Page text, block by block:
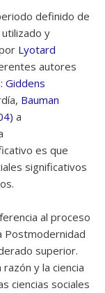
definido de
y
Lyotard
autores
Giddens
Bauman
a
es que
significativos
al proceso
Postmodernidad
superior.
y la ciencia
ciencias sociales